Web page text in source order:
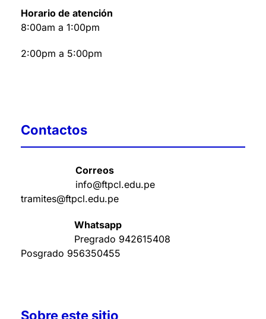
Horario de atención
8:00am a 1:00pm
2:00pm a 5:00pm
Contactos
Correos
info@ftpcl.edu.pe
tramites@ftpcl.edu.pe
Whatsapp
Pregrado 942615408
Posgrado 956350455
Sobre este sitio